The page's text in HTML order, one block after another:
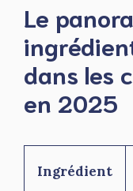
Le
dans les
en 2025
Ingrédient